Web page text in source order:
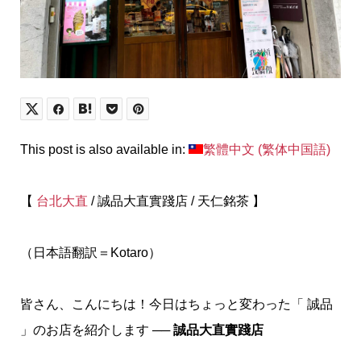
This post is also available in: 繁體中文 (繁体中国語)
【 台北大直 / 誠品大直實踐店 / 天仁銘茶 】
（日本語翻訳＝Kotaro）
皆さん、こんにちは！今日はちょっと変わった「 誠品
」のお店を紹介します ──誠品大直實踐店